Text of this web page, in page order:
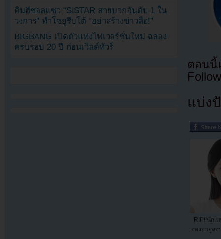
ตอนนี้
แบ่ง
RIP!!นักแ
จองอายูลจ
คิมฮีชอลแซว “SISTAR สายบวกอันดับ 1 ใน
วงการ” ทำโซยูรีบโต้ “อย่าสร้างข่าวลือ!”
BIGBANG เปิดตัวแท่งไฟเวอร์ชั่นใหม่ ฉลอง
ครบรอบ 20 ปี ก่อนเวิลด์ทัวร์